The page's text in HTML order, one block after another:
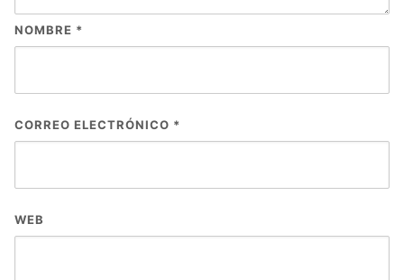
NOMBRE *
CORREO ELECTRÓNICO *
WEB